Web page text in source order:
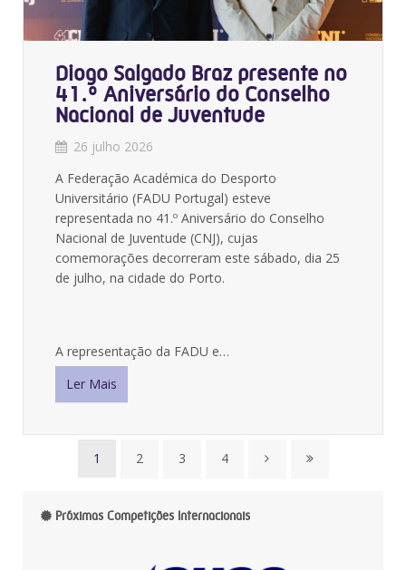
Diogo Salgado Braz presente no
41.º Aniversário do Conselho
Nacional de Juventude
26 julho 2026
A Federação Académica do Desporto
Universitário (FADU Portugal) esteve
representada no 41.º Aniversário do Conselho
Nacional de Juventude (CNJ), cujas
comemorações decorreram este sábado, dia 25
de julho, na cidade do Porto.
A representação da FADU e…
Ler Mais
1 2 3 4
Próximas Competições Internacionais